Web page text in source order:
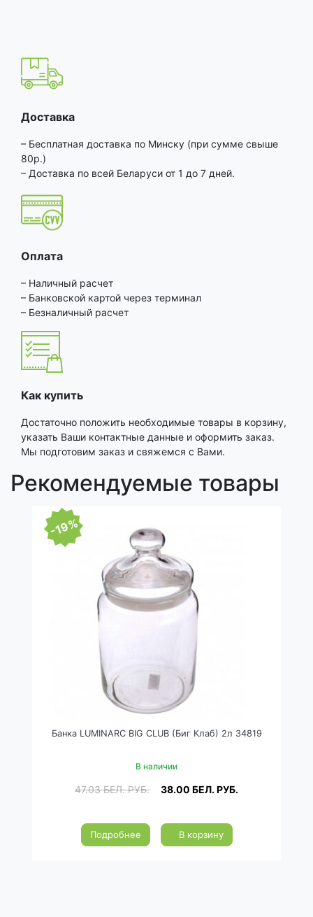
Доставка
– Бесплатная доставка по Минску (при сумме свыше
80р.)
– Доставка по всей Беларуси от 1 до 7 дней.
Оплата
– Наличный расчет
– Банковской картой через терминал
– Безналичный расчет
Как купить
Достаточно положить необходимые товары в корзину,
указать Ваши контактные данные и оформить заказ.
Мы подготовим заказ и свяжемся с Вами.
Рекомендуемые товары
-19%
Банка LUMINARC BIG CLUB (Биг Клаб) 2л 34819
В наличии
47.03БЕЛ. РУБ. 38.00 БЕЛ. РУБ.
Подробнее В корзину